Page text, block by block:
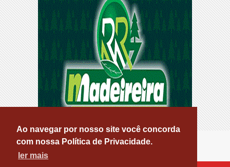
Ao navegar por nosso site você concorda
com nossa Política de Privacidade.
ler mais